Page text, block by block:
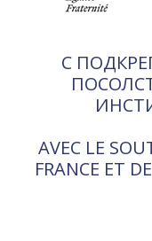
С
AVEC LE
FRANCE ET